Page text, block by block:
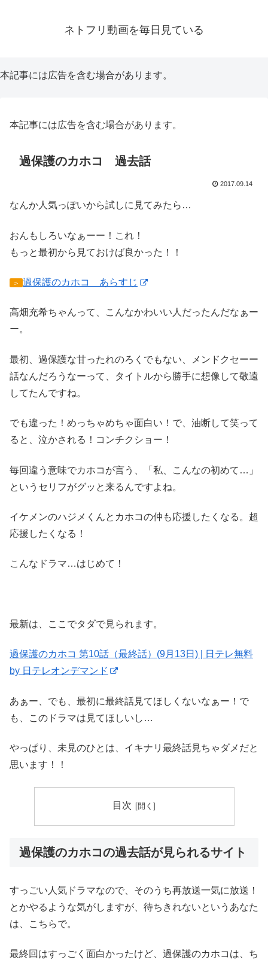
ネトフリ動画を毎日見ている
本記事には広告を含む場合があります。
本記事には広告を含む場合があります。
過保護のカホコ 過去話
2017.09.14
なんか人気っぽいから試しに見てみたら…
おんもしろいなぁーー！これ！
もっと最初から見ておけば良かった！！
＞ 過保護のカホコ あらすじ
高畑充希ちゃんって、こんなかわいい人だったんだなぁー
ー。
最初、過保護な甘ったれのろくでもない、メンドクセーー
話なんだろうなーって、タイトルから勝手に想像して敬遠
してたんですね。
でも違った！めっちゃめちゃ面白い！で、油断して笑って
ると、泣かされる！コンチクショー！
毎回違う意味でカホコが言う、「私、こんなの初めて…」
というセリフがグッと来るんですよね。
イケメンのハジメくんとカホコの仲も応援したくなる。超
応援したくなる！
こんなドラマ…はじめて！
最新は、ここでタダで見られます。
過保護のカホコ 第10話（最終話）(9月13日) | 日テレ無料
by 日テレオンデマンド
あぁー、でも、最初に最終話見てほしくないなぁー！で
も、このドラマは見てほしいし…
やっぱり、未見のひとは、イキナリ最終話見ちゃダメだと
思います！！
目次
過保護のカホコの過去話が見られるサイト
すっごい人気ドラマなので、そのうち再放送一気に放送！
とかやるような気がしますが、待ちきれないというあなた
は、こちらで。
最終回はすっごく面白かったけど、過保護のカホコは、ち